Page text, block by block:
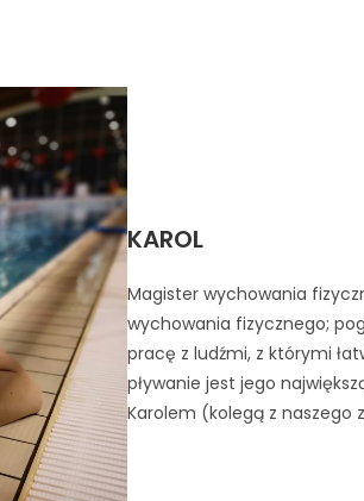
KAROL
Magister wychowania
wychowania fizycznego;
pracę z ludźmi, z którymi
pływanie jest jego
Karolem (kolegą z naszego